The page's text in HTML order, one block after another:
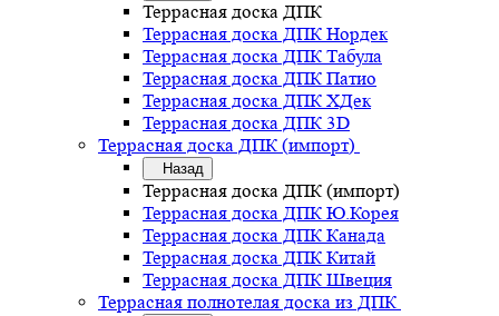
Террасная доска ДПК
Террасная доска ДПК Нордек
Террасная доска ДПК Табула
Террасная доска ДПК Патио
Террасная доска ДПК ХДек
Террасная доска ДПК 3D
Террасная доска ДПК (импорт)
Назад
Террасная доска ДПК (импорт)
Террасная доска ДПК Ю.Корея
Террасная доска ДПК Канада
Террасная доска ДПК Китай
Террасная доска ДПК Швеция
Террасная полнотелая доска из ДПК